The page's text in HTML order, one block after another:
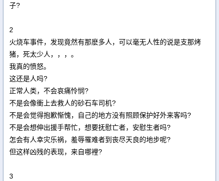
子?
2
火烧车事件，发现竟然有那麽多人，可以毫无人性的说是支那烤
猪，死太少人，，，。
我真的愤怒。
这还是人吗?
正常人类，不会哀痛怜悯?
不是会像衝上去救人的砂石车司机?
不是会觉得抱歉惭愧，自己的地方没有照顾保护好外来客吗?
不是会想伸出援手帮忙，想要抚慰亡者，安慰生者吗?
怎会有人幸灾乐祸，羞辱罹难者到丧尽天良的地步呢?
但这样凶残的表现，来自哪裡?
3